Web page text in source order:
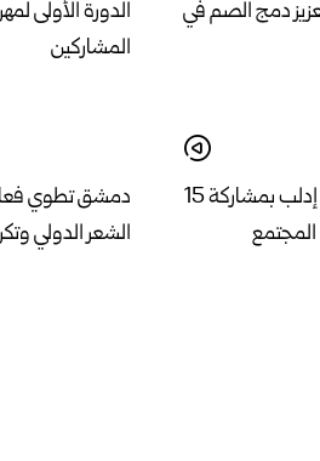
اختتام دورة لغة الإشارة في إدلب بمشاركة 15
دمشق تطوي
الشعر الدولي